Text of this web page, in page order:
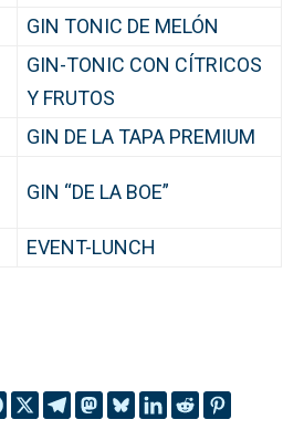
GIN TONIC DE MELÓN
GIN-TONIC CON CÍTRICOS
Y FRUTOS
GIN DE LA TAPA PREMIUM
GIN “DE LA BOE”
EVENT-LUNCH